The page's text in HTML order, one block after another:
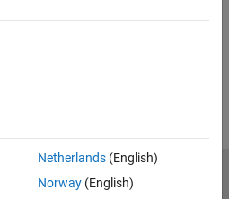
Netherlands(English)
Norway(English)
Informativa sulla privacy